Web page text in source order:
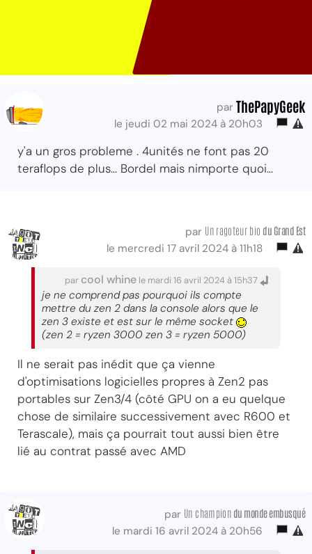
par ThePapyGeek
le jeudi 02 mai 2024 à 20h03
y'a un gros probleme . 4unités ne font pas 20
teraflops de plus... Bordel mais nimporte quoi...
par Un ragoteur bio du Grand Est
le mercredi 17 avril 2024 à 11h18
par cool whine le mardi 16 avril 2024 à 15h37
je ne comprend pas pourquoi ils compte
mettre du zen 2 dans la console alors que le
zen 3 existe et est sur le même socket
(zen 2 = ryzen 3000 zen 3 = ryzen 5000)
Il ne serait pas inédit que ça vienne
d'optimisations logicielles propres à Zen2 pas
portables sur Zen3/4 (côté GPU on a eu quelque
chose de similaire successivement avec R600 et
Terascale), mais ça pourrait tout aussi bien être
lié au contrat passé avec AMD
par Un champion du monde embusqué
le mardi 16 avril 2024 à 20h56